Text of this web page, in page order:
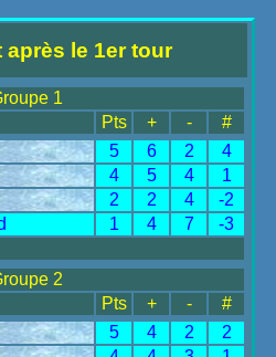
après le 1er tour
1
Pts + -
#
5 6 2
4
4 5 4
1
2 2 4
-2
1 4 7 -3
2
Pts + -
#
5 4 2
2